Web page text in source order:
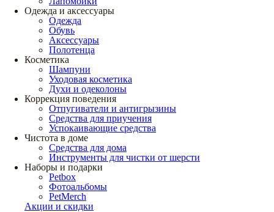
Одежда и аксессуары
Одежда
Обувь
Аксессуары
Полотенца
Косметика
Шампуни
Уходовая косметика
Духи и одеколоны
Коррекция поведения
Отпугиватели и антигрызины
Средства для приучения
Успокаивающие средства
Чистота в доме
Средства для дома
Инструменты для чистки от шерсти
Наборы и подарки
Petbox
Фотоальбомы
PetMerch
Акции и скидки